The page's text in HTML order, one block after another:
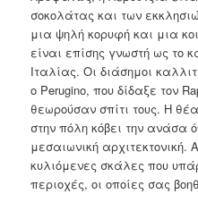
σοκολάτας και των
μια ψηλή κορυφή και μια
είναι επίσης γνωστή ως το
Ιταλίας. Οι διάσημοι
ο Perugino, που δίδαξε τον
θεωρούσαν σπίτι τους. Η
στην πόλη κόβει την ανάσα
μεσαιωνική αρχιτεκτονική.
κυλιόμενες σκάλες που
περιοχές, οι οποίες σας